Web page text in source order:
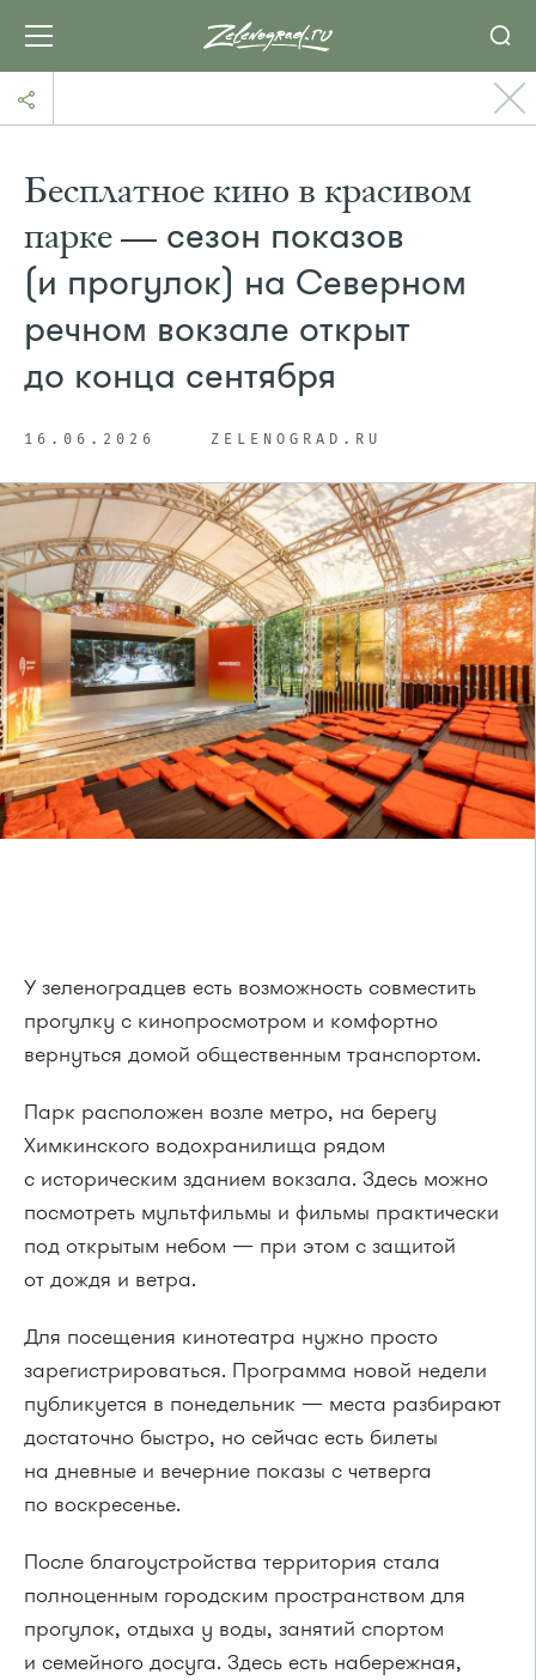
Бесплатное кино в красивом
парке — сезон показов
(и прогулок) на Северном
речном вокзале открыт
до конца сентября
16.06.2026 ZELENOGRAD.RU
У зеленоградцев есть возможность совместить
прогулку с кинопросмотром и комфортно
вернуться домой общественным транспортом.
Парк расположен возле метро, на берегу
Химкинского водохранилища рядом
с историческим зданием вокзала. Здесь можно
посмотреть мультфильмы и фильмы практически
под открытым небом — при этом с защитой
от дождя и ветра.
Для посещения кинотеатра нужно просто
зарегистрироваться. Программа новой недели
публикуется в понедельник — места разбирают
достаточно быстро, но сейчас есть билеты
на дневные и вечерние показы с четверга
по воскресенье.
После благоустройства территория стала
полноценным городским пространством для
прогулок, отдыха у воды, занятий спортом
и семейного досуга. Здесь есть набережная,